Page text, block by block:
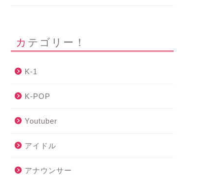
カテゴリー！
K-1
K-POP
Youtuber
アイドル
アナウンサー